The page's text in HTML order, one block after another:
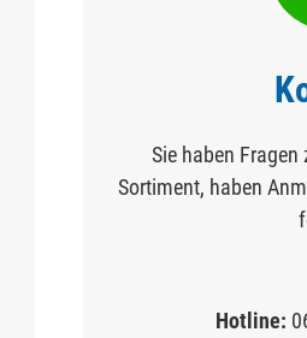
Sie haben
Sortiment, haben
Hotline: